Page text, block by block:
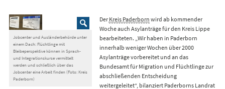
Jobcenter und Ausländerbehörde unter
einem Dach: Flüchtlinge mit
Bleibeperspektive können in Sprach-
und Integrationskurse vermittelt
werden und schließlich über das
Jobcenter eine Arbeit finden (Foto: Kreis
Paderborn)
Der Kreis Paderborn wird ab kommender
Woche auch Asylanträge für den Kreis Lippe
bearbeiteten. „Wir haben in Paderborn
innerhalb weniger Wochen über 2000
Asylanträge vorbereitet und an das
Bundesamt für Migration und Flüchtlinge zur
abschließenden Entscheidung
weitergeleitet“, bilanziert Paderborns Landrat